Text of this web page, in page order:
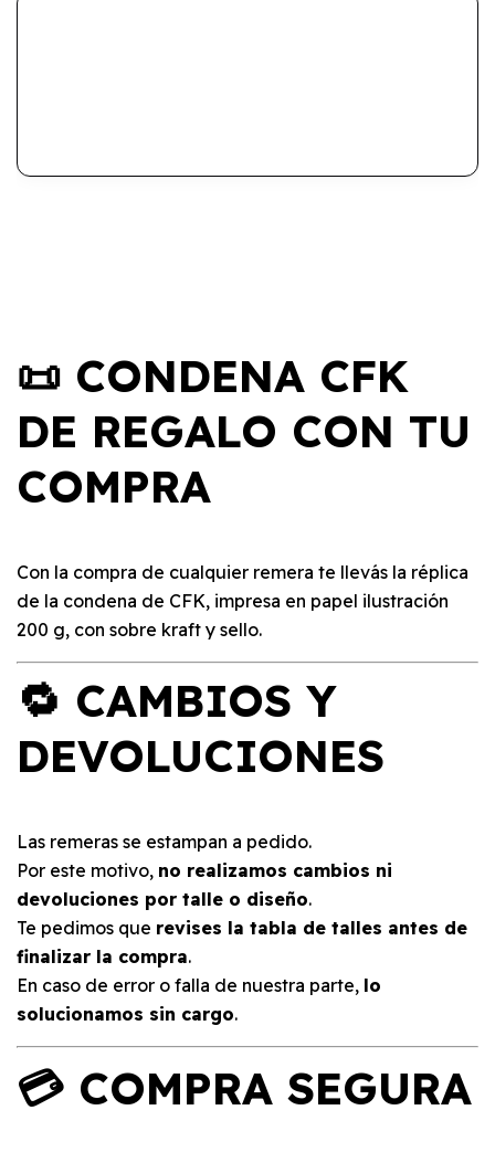
📜 CONDENA CFK
DE REGALO CON TU
COMPRA
Con la compra de cualquier remera te llevás la réplica
de la condena de CFK, impresa en papel ilustración
200 g, con sobre kraft y sello.
🔁 CAMBIOS Y
DEVOLUCIONES
Las remeras se estampan a pedido.
Por este motivo, no realizamos cambios ni
devoluciones por talle o diseño.
Te pedimos que revises la tabla de talles antes de
finalizar la compra.
En caso de error o falla de nuestra parte, lo
solucionamos sin cargo.
💳 COMPRA SEGURA